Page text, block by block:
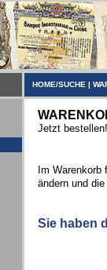
HOME/SUCHE |
Jetzt bestellen!
Im
ändern und
Sie haben